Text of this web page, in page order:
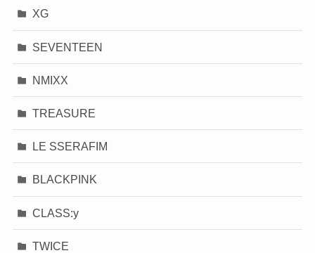
XG
SEVENTEEN
NMIXX
TREASURE
LE SSERAFIM
BLACKPINK
CLASS:y
TWICE